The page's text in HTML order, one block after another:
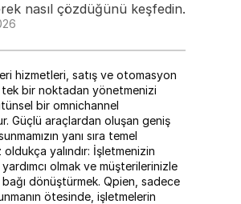
nasıl çözdüğünü keşfedin.
hizmetleri, satış ve otomasyon
bir noktadan yönetmenizi
bir omnichannel
Güçlü araçlardan oluşan geniş
yanı sıra temel
yalındır: İşletmenizin
olmak ve müşterilerinizle
dönüştürmek. Qpien, sadece
ötesinde, işletmelerin